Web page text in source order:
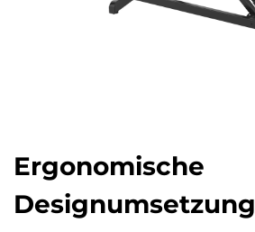
Ergonomische
Designumsetzung